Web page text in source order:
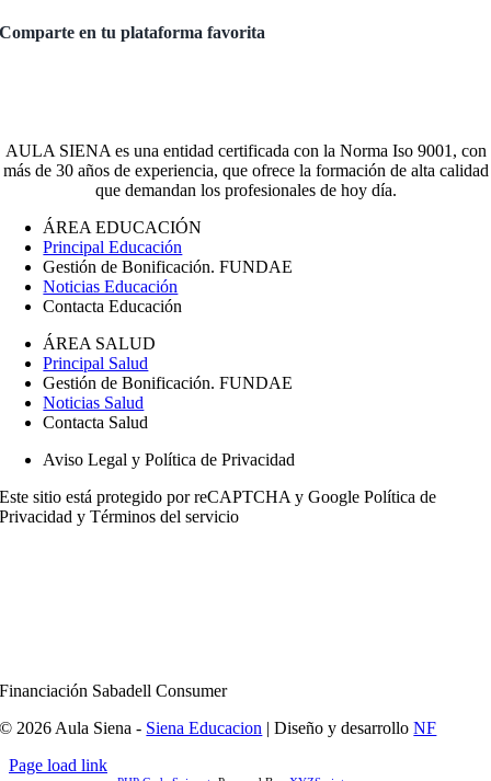
Comparte en tu plataforma favorita
AULA SIENA es una entidad certificada con la Norma Iso 9001, con
más de 30 años de experiencia, que ofrece la formación de alta calidad
que demandan los profesionales de hoy día.
ÁREA EDUCACIÓN
Principal Educación
Gestión de Bonificación. FUNDAE
Noticias Educación
Contacta Educación
ÁREA SALUD
Principal Salud
Gestión de Bonificación. FUNDAE
Noticias Salud
Contacta Salud
Aviso Legal y Política de Privacidad
Este sitio está protegido por reCAPTCHA y GooglePolítica de
Privacidad yTérminos del servicio
Financiación Sabadell Consumer
© 2026 Aula Siena - Siena Educacion | Diseño y desarrolloNF
Page load link